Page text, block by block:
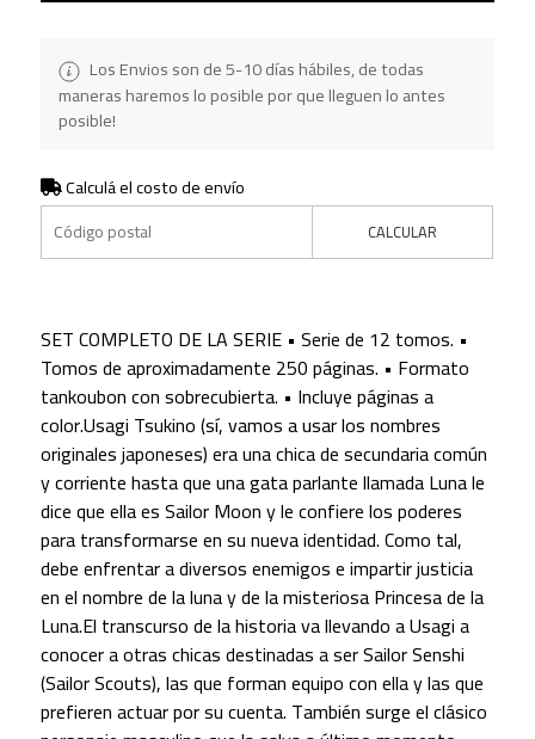
Los Envios son de 5-10 días hábiles, de todas
maneras haremos lo posible por que lleguen lo antes
posible!
Calculá el costo de envío
CALCULAR
SET COMPLETO DE LA SERIE • Serie de 12 tomos. •
Tomos de aproximadamente 250 páginas. • Formato
tankoubon con sobrecubierta. • Incluye páginas a
color.Usagi Tsukino (sí, vamos a usar los nombres
originales japoneses) era una chica de secundaria común
y corriente hasta que una gata parlante llamada Luna le
dice que ella es Sailor Moon y le confiere los poderes
para transformarse en su nueva identidad. Como tal,
debe enfrentar a diversos enemigos e impartir justicia
en el nombre de la luna y de la misteriosa Princesa de la
Luna.El transcurso de la historia va llevando a Usagi a
conocer a otras chicas destinadas a ser Sailor Senshi
(Sailor Scouts), las que forman equipo con ella y las que
prefieren actuar por su cuenta. También surge el clásico